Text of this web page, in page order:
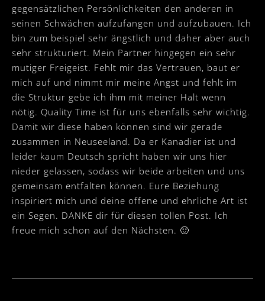
gegensätzlichen Persönlichkeiten den anderen in
seinen Schwächen aufzufangen und aufzubauen. Ich
bin zum beispiel sehr ängstlich und daher aber auch
sehr strukturiert. Mein Partner hingegen ein sehr
mutiger Freigeist. Fehlt mir das Vertrauen, baut er
mich auf und nimmt mir meine Angst und fehlt im
die Struktur gebe ich ihm mit meiner Halt wenn
nötig. Quality Time ist für uns ebenfalls sehr wichtig.
Damit wir diese haben können sind wir gerade
zusammen in Neuseeland. Da er Kanadier ist und
leider kaum Deutsch spricht haben wir uns hier
nieder gelassen, sodass wir beide arbeiten und uns
gemeinsam entfalten können. Eure Beziehung
inspiriert mich und deine offene und ehrliche Art ist
ein Segen. DANKE dir für diesen tollen Post. Ich
freue mich schon auf den Nächsten. 🙂